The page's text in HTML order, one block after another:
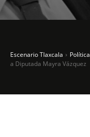
Escenario Tlaxcala Política
a Diputada Mayra Vázquez